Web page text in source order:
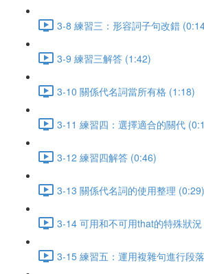
3-8 練習三：形容詞子句改錯
3-9 練習三解答 (1:42)
3-10 關係代名詞當所有格 (1:18)
3-11 練習四：選擇適合的關代
3-12 練習四解答 (0:46)
3-13 關係代名詞的使用整理 (0:29)
3-14 可用和不可用that的特殊狀
3-15 練習五：運用複雜句進行段